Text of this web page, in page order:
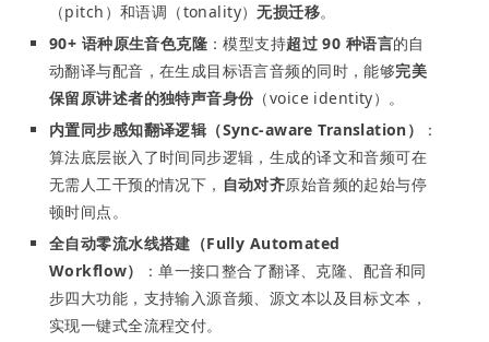
（pitch）和语调（tonality）无损迁移。
90+ 语种原生音色克隆 ：模型支持超过 90 种语言的自
动翻译与配音，在生成目标语言音频的同时，能够完美
保留原讲述者的独特声音身份（voice identity）。
内置同步感知翻译逻辑（Sync-aware Translation）
：
算法底层嵌入了时间同步逻辑，生成的译文和音频可在
无需人工干预的情况下， 自动对齐原始音频的起始与停
顿时间点。
全自动零流水线搭建（Fully Automated
Workflow）
：单一接口整合了翻译、克隆、配音和同
步四大功能，支持输入源音频、源文本以及目标文本，
实现一键式全流程交付。